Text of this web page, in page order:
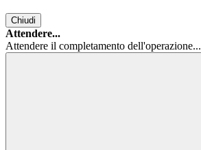
Chiudi
Attendere...
Attendere il completamento dell'operazione...